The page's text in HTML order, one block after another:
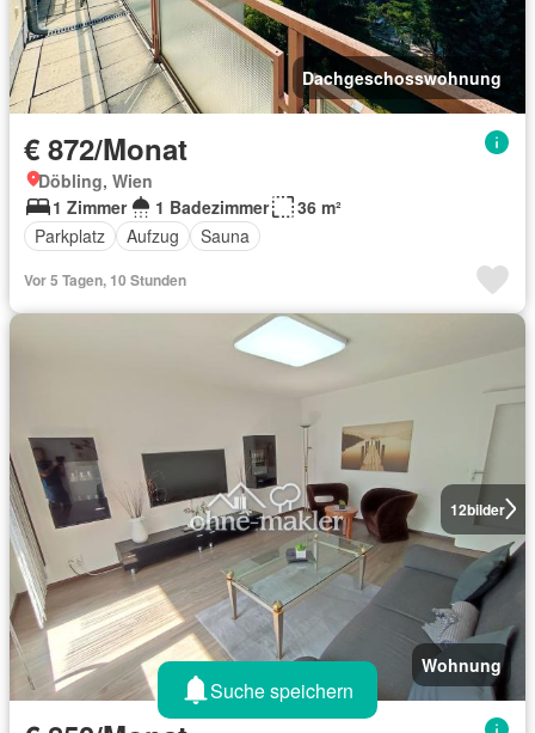
Dachgeschosswohnung
€ 872/Monat
Döbling, Wien
1 Zimmer
1 Badezimmer
36 m²
Parkplatz
Aufzug Sauna
Vor 5 Tagen, 10 Stunden
12bilder
Wohnung
Suche speichern